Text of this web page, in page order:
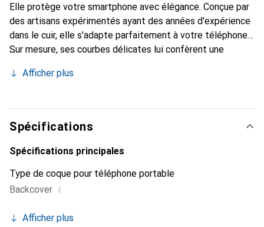
Elle protège votre smartphone avec élégance. Conçue par
des artisans expérimentés ayant des années d'expérience
dans le cuir, elle s'adapte parfaitement à votre téléphone.
Sur mesure, ses courbes délicates lui confèrent une
indispensable pour votre smartphone. Reconnaissante à
marque Noreve est un choix fiable pour une clientèle
exigeante.
Afficher plus
Spécifications
Spécifications principales
Type de coque pour téléphone portable
Backcover i
Afficher plus